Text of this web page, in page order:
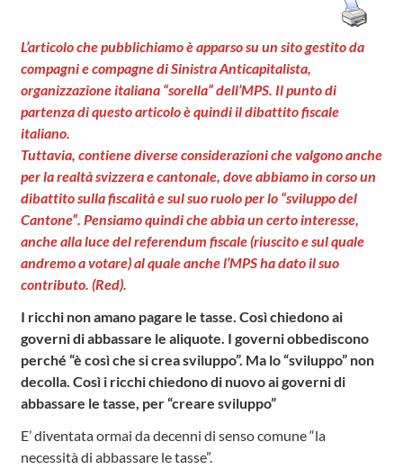
L’articolo che pubblichiamo è apparso su un sito gestito da
compagni e compagne di Sinistra Anticapitalista,
organizzazione italiana “sorella” dell’MPS. Il punto di
partenza di questo articolo è quindi il dibattito fiscale
italiano.
Tuttavia, contiene diverse considerazioni che valgono anche
per la realtà svizzera e cantonale, dove abbiamo in corso un
dibattito sulla fiscalità e sul suo ruolo per lo “sviluppo del
Cantone”. Pensiamo quindi che abbia un certo interesse,
anche alla luce del referendum fiscale (riuscito e sul quale
andremo a votare) al quale anche l’MPS ha dato il suo
contributo. (Red).
I ricchi non amano pagare le tasse. Così chiedono ai
governi di abbassare le aliquote. I governi obbediscono
perché “è così che si crea sviluppo”. Ma lo “sviluppo” non
decolla. Così i ricchi chiedono di nuovo ai governi di
abbassare le tasse, per “creare sviluppo”
E’ diventata ormai da decenni di senso comune “la
necessità di abbassare le tasse”.